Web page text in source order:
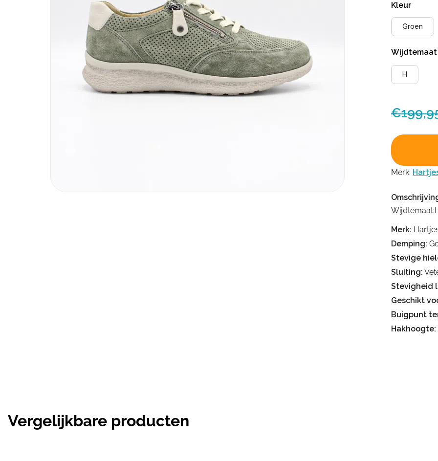
Kleur
Groen
Wijdtemaat
H
€
Merk:
Merk:
Demping:
Stevige
Sluiting:
Stevigheid
Geschikt
Buigpunt
Hakhoogte:
Vergelijkbare producten